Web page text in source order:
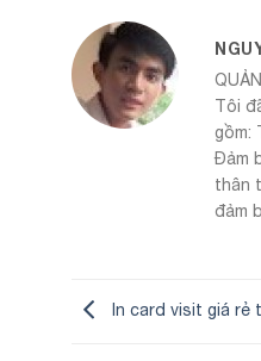
Tôi
gồm:
Đảm
thân
đảm
In card visit giá rẻ